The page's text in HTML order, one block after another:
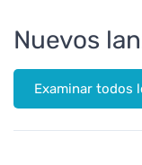
Nuevos
Examinar todos